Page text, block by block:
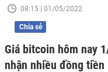
08:15 | 01/05/2022
Chia sẻ
Giá bitcoin hôm nay
nhận nhiều đồng